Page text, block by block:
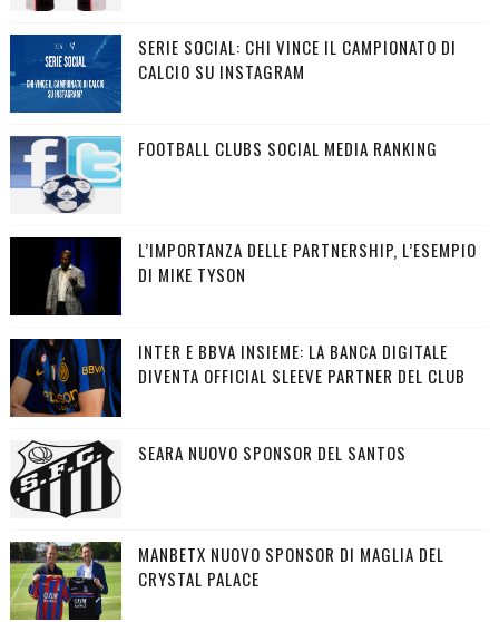
SERIE SOCIAL: CHI VINCE IL CAMPIONATO DI
CALCIO SU INSTAGRAM
FOOTBALL CLUBS SOCIAL MEDIA RANKING
L’IMPORTANZA DELLE PARTNERSHIP, L’ESEMPIO
DI MIKE TYSON
INTER E BBVA INSIEME: LA BANCA DIGITALE
DIVENTA OFFICIAL SLEEVE PARTNER DEL CLUB
SEARA NUOVO SPONSOR DEL SANTOS
MANBETX NUOVO SPONSOR DI MAGLIA DEL
CRYSTAL PALACE